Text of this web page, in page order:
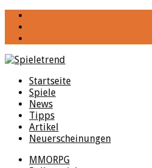
Startseite
Spiele
News
Tipps
Artikel
Neuerscheinungen
MMORPG